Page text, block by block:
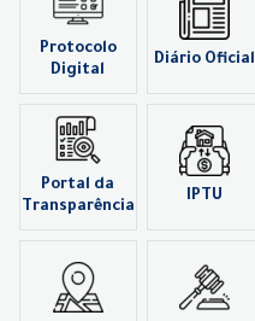
Protocolo
Digital
Diário Oficial
Portal da
Transparência
IPTU